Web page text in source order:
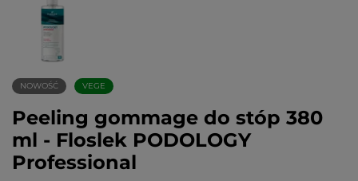
NOWOŚĆ VEGE
Peeling gommage do stóp 380
ml - Floslek PODOLOGY
Professional